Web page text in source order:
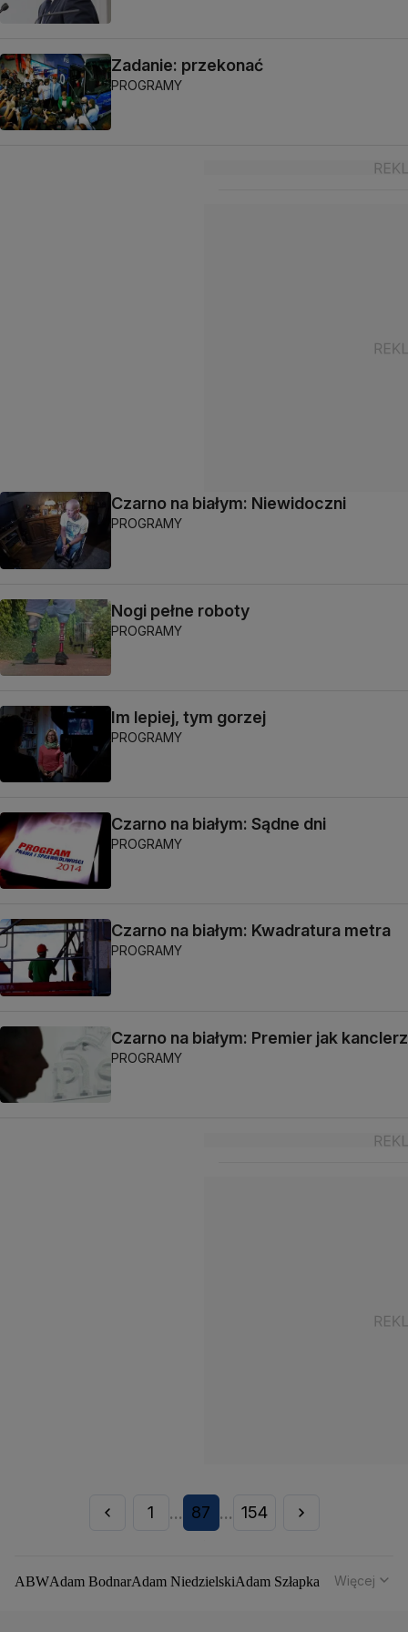
Zadanie: przekonać
PROGRAMY
Czarno na białym: Niewidoczni
PROGRAMY
Nogi pełne roboty
PROGRAMY
Im lepiej, tym gorzej
PROGRAMY
Czarno na białym: Sądne dni
PROGRAMY
Czarno na białym: Kwadratura metra
PROGRAMY
Czarno na białym: Premier jak kanclerz
PROGRAMY
1 ... 87 ... 154
ABWAdam BodnarAdam NiedzielskiAdam Szłapka
Więcej